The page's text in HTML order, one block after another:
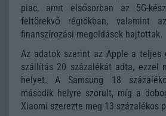
piac, amit elsősorban az 5G-
feltörekvő régiókban, valamint
finanszírozási megoldások hajtottak.
Az adatok szerint az Apple a teljes
szállítás 20 százalékát adta, ezzel
helyet. A Samsung 18
második helyre szorult, míg a
Xiaomi szerezte meg 13 százalékos